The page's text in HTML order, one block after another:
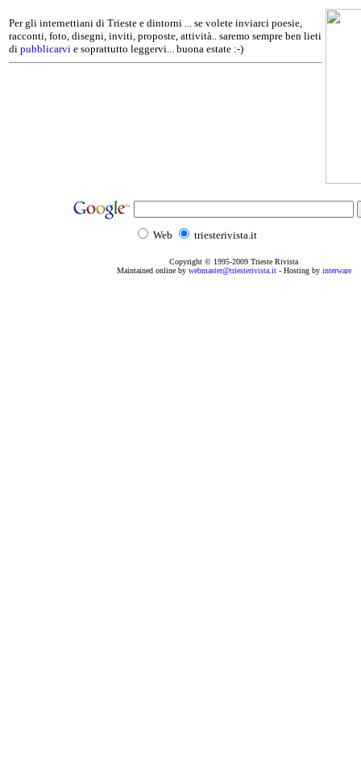
Per gli internettiani di Trieste e dintorni ... se volete inviarci poesie,
racconti, foto, disegni, inviti, proposte, attività.. saremo sempre ben lieti
di pubblicarvi e soprattutto leggervi... buona estate :-)
Web triesterivista.it
Copyright © 1995-2009 Trieste Rivista
Maintained online by webmaster@triesterivista.it- Hosting by interware